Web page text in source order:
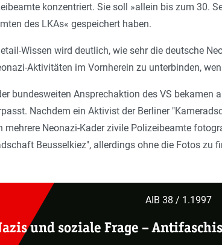
konzentriert. Sie soll »allein bis zum 30.
des LKAs« gespeichert haben.
Wissen wird deutlich, wie sehr die deutsche
Aktivitäten im Vornherein zu unterbinden,
bundesweiten Ansprechaktion des VS bekamen
Nachdem ein Aktivist der Berliner
mehrere Neonazi-Kader zivile Polizeibeamte
Beusselkiez", allerdings ohne die Fotos zu
AIB 38 / 1.1997
und soziale Frage – A